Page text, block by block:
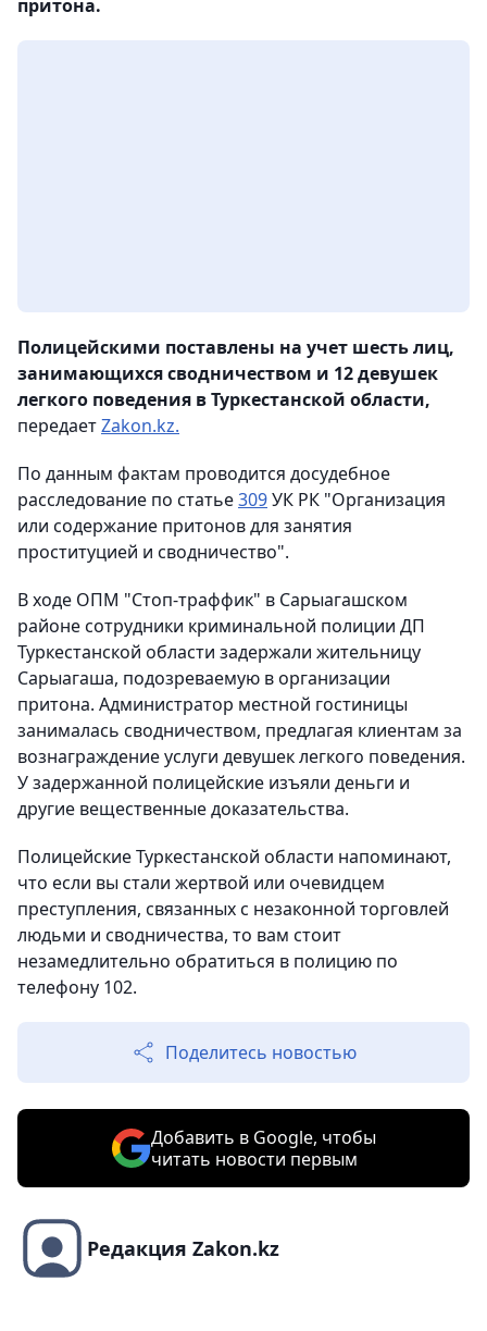
притона.
Полицейскими поставлены на учет шесть лиц,
занимающихся сводничеством и 12 девушек
легкого поведения в Туркестанской области,
передаетZakon.kz.
По данным фактам проводится досудебное
расследование по статье309УК РК "Организация
или содержание притонов для занятия
проституцией и сводничество".
В ходе ОПМ "Стоп-траффик" в Сарыагашском
районе сотрудники криминальной полиции ДП
Туркестанской области задержали жительницу
Сарыагаша, подозреваемую в организации
притона. Администратор местной гостиницы
занималась сводничеством, предлагая клиентам за
вознаграждение услуги девушек легкого поведения.
У задержанной полицейские изъяли деньги и
другие вещественные доказательства.
Полицейские Туркестанской области напоминают,
что если вы стали жертвой или очевидцем
преступления, связанных с незаконной торговлей
людьми и сводничества, то вам стоит
незамедлительно обратиться в полицию по
телефону 102.
Поделитесь новостью
Добавить в Google, чтобы
читать новости первым
Редакция Zakon.kz